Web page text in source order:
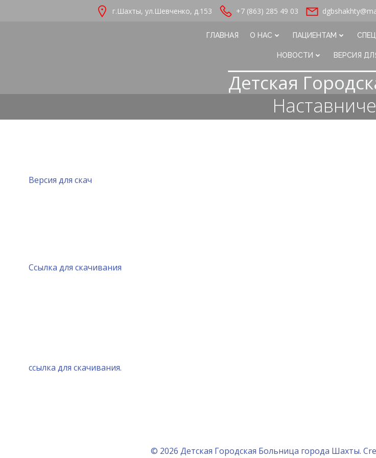
г.Шахты, ул.Шевченко, д.153 +7 (863) 285 49 03
ГЛАВНАЯ О НАС ПАЦИЕНТАМ
НОВОСТИ ВЕРСИЯ
Детская
Версия для скач
Ссылка для скачивания
ссылка для скачивания.
© 2026 Детская Городская Больница города Шахты.